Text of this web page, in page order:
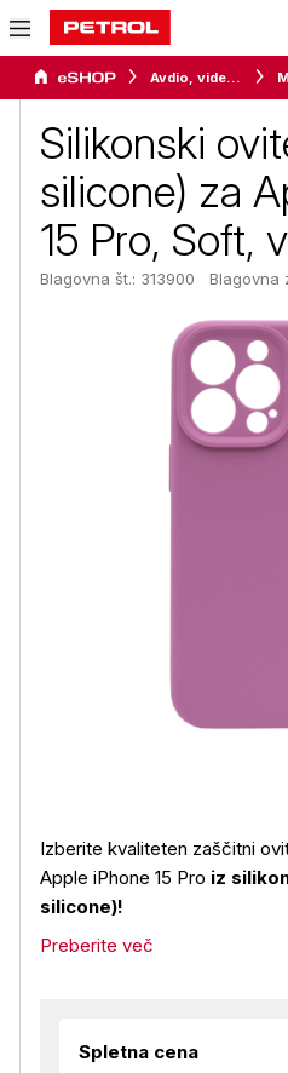
Avdio, video in telefonija
Silikonski
silicone) za
15 Pro, Soft,
Blagovna št.: 313900 Blagovna
Izberite kvaliteten zaščitni
Apple iPhone 15 Pro iz
silicone)!
Preberite več
Spletna cena